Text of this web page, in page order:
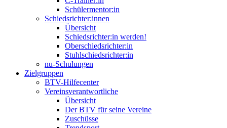
Schülermentor:in
Schiedsrichter:innen
Übersicht
Schiedsrichter:in werden!
Oberschiedsrichter:in
Stuhlschiedsrichter:in
nu-Schulungen
Zielgruppen
BTV-Hilfecenter
Vereinsverantwortliche
Übersicht
Der BTV für seine Vereine
Zuschüsse